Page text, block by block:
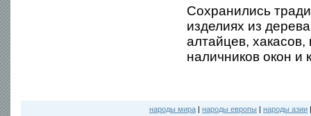
Сохранились
изделиях из
алтайцев,
наличников окон
народы мира | народы европы | народы азии